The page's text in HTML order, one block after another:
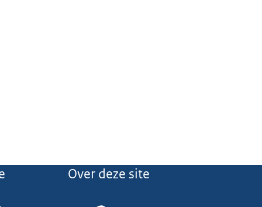
Over deze site